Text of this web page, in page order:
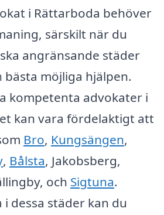
i Rättarboda behöver
särskilt när du
angränsande städer
möjliga hjälpen.
kompetenta advokater i
kan vara fördelaktigt att
Bro, Kungsängen,
, Bålsta, Jakobsberg,
och Sigtuna.
dessa städer kan du